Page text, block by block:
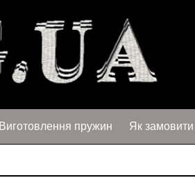
Виготовлення пружин Як замовити